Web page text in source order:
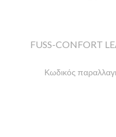
FUSS-CONFORT
Κωδικός